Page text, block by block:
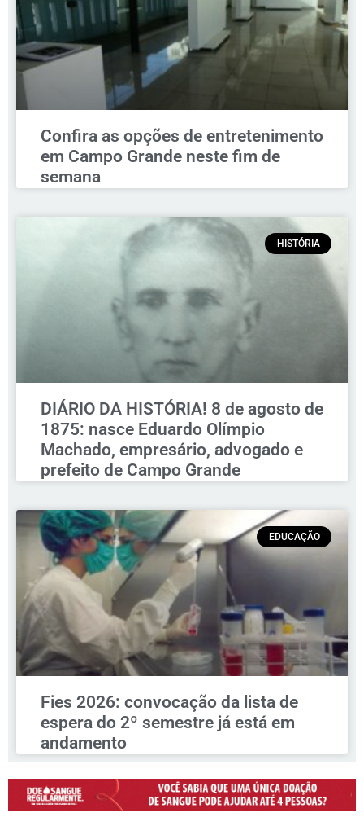
Confira as opções de entretenimento
em Campo Grande neste fim de
semana
HISTÓRIA
DIÁRIO DA HISTÓRIA! 8 de agosto de
1875: nasce Eduardo Olímpio
Machado, empresário, advogado e
prefeito de Campo Grande
EDUCAÇÃO
Fies 2026: convocação da lista de
espera do 2º semestre já está em
andamento